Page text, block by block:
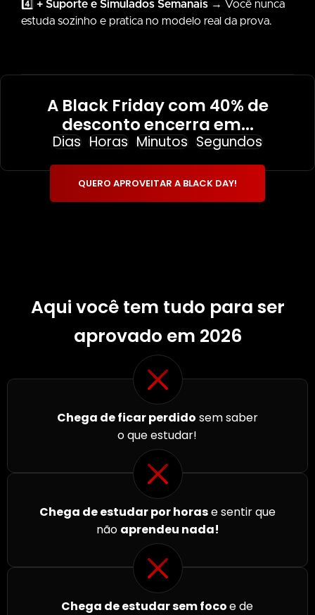
Inteligente
4️⃣ + Suporte e Simulados Semanais → Você nunca
estuda sozinho e pratica no modelo real da prova.
A Black Friday com 40% de
descontoencerra em...
Dias Horas Minutos Segundos
QUERO APROVEITAR A BLACK DAY!
Aqui você tem tudo para ser
aprovado em 2026
Chega de ficar perdido sem saber
o que estudar!
Chega de estudar por horase sentir que
não aprendeu nada!
Chega de estudar sem focoe de